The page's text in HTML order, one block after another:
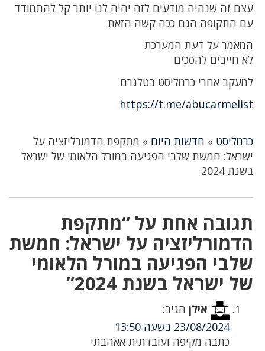
עצם זה שנהיה מודעים לזה יהיה לנו יותר קל להתמודד
עם התקופה הגם ככה קשה הזאת
המאמר על דעת המערכת
לא חייבים להסכים
למעקב אחרי כרמליסט בטלגרם
https://t.me/abucarmelist‏‌‌‏‌‏
כרמליסט » חדשות היום » מתקפת הדמורליזציה על
ישראל: חמשת שלבי הפגיעה במורל הלאומי של ישראל
בשנת 2024
תגובה אחת על “מתקפת
הדמורליזציה על ישראל: חמשת
שלבי הפגיעה במורל הלאומי
של ישראל בשנת 2024”
אילן הגיב:
23/08/2024 בשעה 13:50
כתבה מקיפה ועובדתית אאהבתי